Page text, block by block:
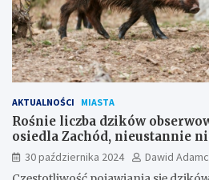
AKTUALNOŚCI MIASTA
Rośnie liczba dzików
osiedla Zachód, nieustannie
30 października 2024
Dawid